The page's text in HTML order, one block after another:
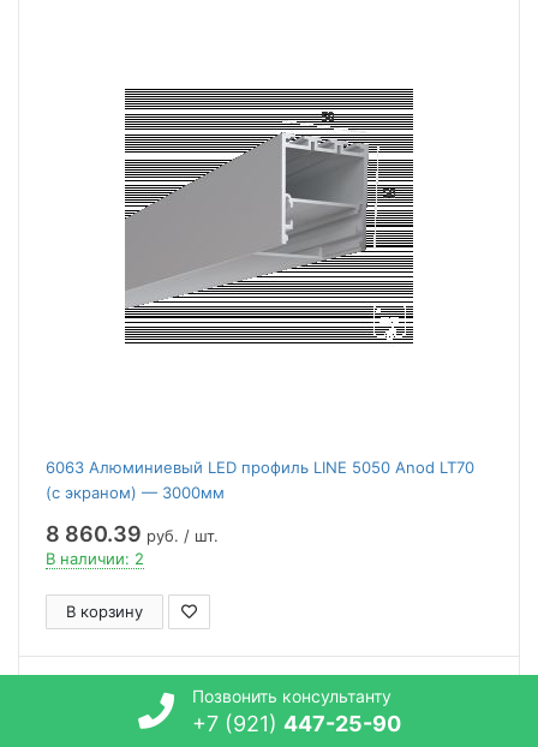
6063 Алюминиевый LED профиль LINE 5050 Anod LT70
(с экраном) — 3000мм
8 860.39 руб. / шт.
В наличии: 2
В корзину
Позвонить консультанту
+7 (921) 447-25-90